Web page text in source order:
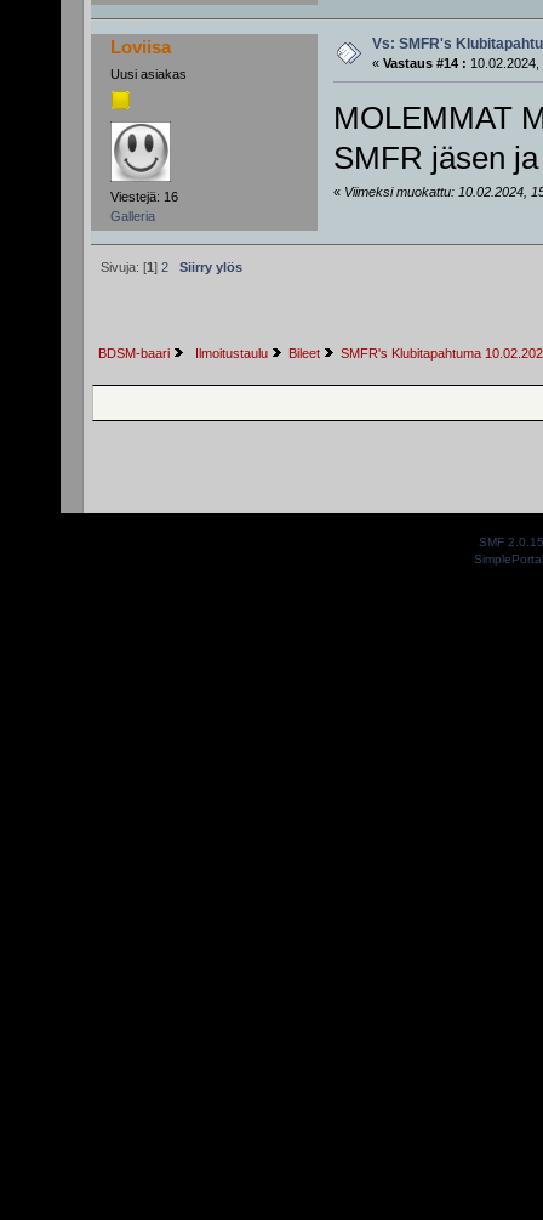
Loviisa
Uusi asiakas
Viestejä: 16
Galleria
Vs: SMFR's
« Vastaus #14 : 10.02.2024,
MOLEMMAT
SMFR jäsen
« Viimeksi muokattu: 10.02.2024,
Sivuja: [1] 2 Siirry ylös
BDSM-baari Ilmoitustaulu Bileet SMFR's Klubitapahtuma
SMF 2.0.15